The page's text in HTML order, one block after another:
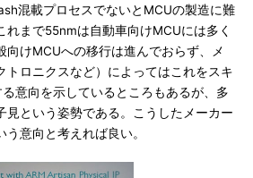
混載プロセスでないとMCUの製造に難
れまで55nmは自動車向けMCUには多く
向けMCUへの移行は進んでおらず、メ
トロニクスなど）によってはこれをスキ
意向を示しているところもあるが、多
見という姿勢である。こうしたメーカー
意向と考えれば良い。